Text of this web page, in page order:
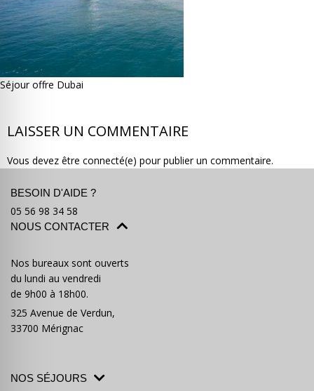
Séjour offre Dubai
LAISSER UN COMMENTAIRE
Vous devez être connecté(e) pour publier un commentaire.
BESOIN D'AIDE ?
05 56 98 34 58
NOUS CONTACTER
Nos bureaux sont ouverts
du lundi au vendredi
de 9h00 à 18h00.
325 Avenue de Verdun,
33700 Mérignac
NOS SÉJOURS
partir ?